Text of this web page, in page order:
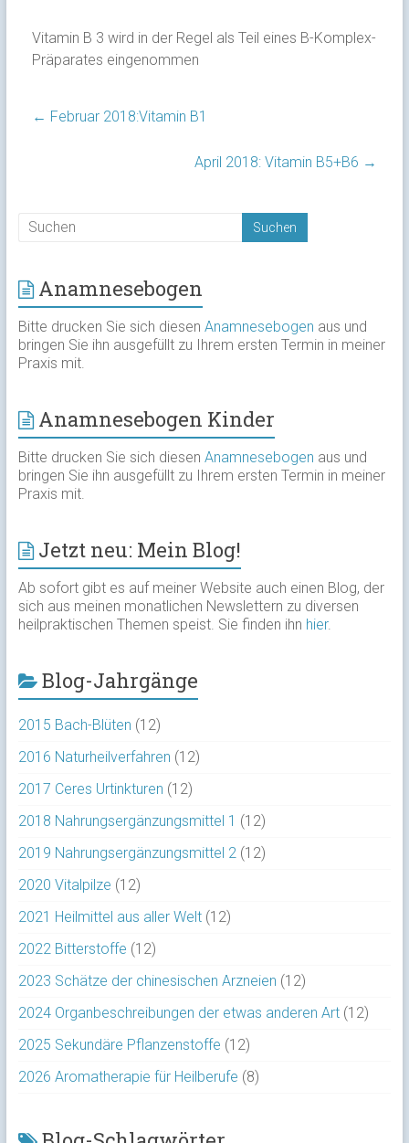
Vitamin B 3 wird in der Regel als Teil eines B-Komplex-
Präparates eingenommen
← Februar 2018:Vitamin B1
April 2018: Vitamin B5+B6 →
Anamnesebogen
Bitte drucken Sie sich diesen Anamnesebogen aus und
bringen Sie ihn ausgefüllt zu Ihrem ersten Termin in meiner
Praxis mit.
Anamnesebogen Kinder
Bitte drucken Sie sich diesen Anamnesebogen aus und
bringen Sie ihn ausgefüllt zu Ihrem ersten Termin in meiner
Praxis mit.
Jetzt neu: Mein Blog!
Ab sofort gibt es auf meiner Website auch einen Blog, der
sich aus meinen monatlichen Newslettern zu diversen
heilpraktischen Themen speist. Sie finden ihn hier.
Blog-Jahrgänge
2015 Bach-Blüten (12)
2016 Naturheilverfahren (12)
2017 Ceres Urtinkturen (12)
2018 Nahrungsergänzungsmittel 1 (12)
2019 Nahrungsergänzungsmittel 2 (12)
2020 Vitalpilze (12)
2021 Heilmittel aus aller Welt(12)
2022 Bitterstoffe (12)
2023 Schätze der chinesischen Arzneien (12)
2024 Organbeschreibungen der etwas anderen Art(12)
2025 Sekundäre Pflanzenstoffe (12)
2026 Aromatherapie für Heilberufe (8)